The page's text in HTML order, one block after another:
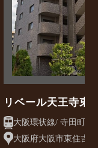
リベール天王寺東
大阪府大阪市東住吉